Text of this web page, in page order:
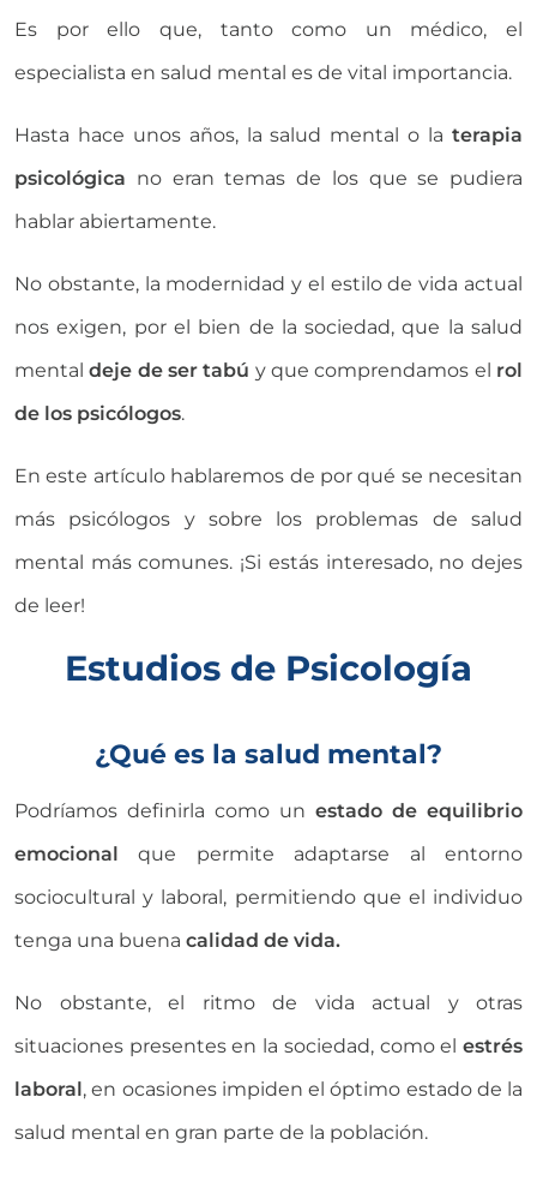
Es por ello que, tanto como un médico, el
especialista en salud mental es de vital importancia.
Hasta hace unos años, la salud mental o la terapia
psicológica no eran temas de los que se pudiera
hablar abiertamente.
No obstante, la modernidad y el estilo de vida actual
nos exigen, por el bien de la sociedad, que la salud
mentaldeje de ser tabú y que comprendamos el rol
de los psicólogos.
En este artículo hablaremos de por qué se necesitan
más psicólogos y sobre los problemas de salud
mental más comunes. ¡Si estás interesado, no dejes
de leer!
Estudios de Psicología
¿Qué es la salud mental?
Podríamos definirla como un estado de equilibrio
emocional que permite adaptarse al entorno
sociocultural y laboral, permitiendo que el individuo
tenga una buena calidad de vida.
No obstante, el ritmo de vida actual y otras
situaciones presentes en la sociedad, como el estrés
laboral, en ocasiones impiden el óptimo estado de la
salud mental en gran parte de la población.